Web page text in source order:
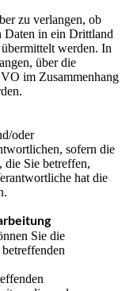
zu verlangen, ob
Daten in ein Drittland
werden. In
über die
im Zusammenhang
oder
sofern die
die Sie betreffen,
hat die
Sie die